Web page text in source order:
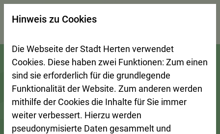
Zur Startseite (Schnelltaste 0)
Zum Seitenanfang springen (Schnelltaste A)
Zur Navigation/Menü springen (Schnelltaste M)
Zur Suche springen (Schnelltaste 8)
Zum Inhalt springen (Schnelltaste I)
Zum Fußbereich springen (Schnelltaste Z)
Suchseite mit Schnellsuche
Hinweis zu Cookies
Die Webseite der Stadt Herten verwendet
Cookies. Diese haben zwei Funktionen: Zum einen
sind sie erforderlich für die grundlegende
Funktionalität der Website. Zum anderen werden
mithilfe der Cookies die Inhalte für Sie immer
weiter verbessert. Hierzu werden
pseudonymisierte Daten gesammelt und